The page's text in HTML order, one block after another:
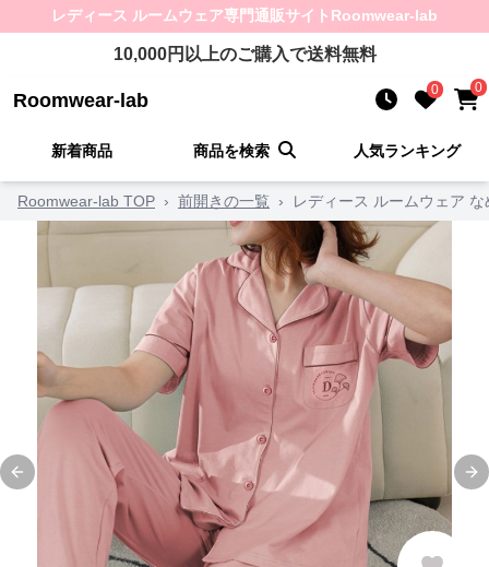
レディース ルームウェア専門通販サイト Roomwear-lab
10,000円以上のご購入で送料無料
Roomwear-lab 0 0
新着商品 商品を検索 人気ランキング
Roomwear-lab TOP › 前開きの一覧 › レディース ルームウェア
Previous slide